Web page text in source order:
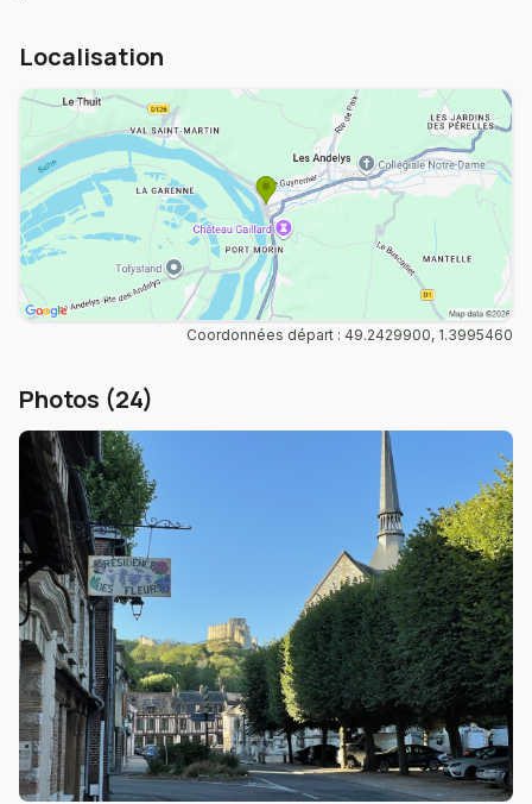
Localisation
Coordonnées départ : 49.2429900, 1.3995460
Photos (24)